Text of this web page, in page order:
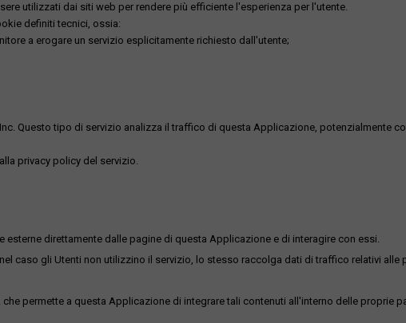
utilizzati dai siti web per rendere più efficiente l'esperienza per l'utente.
definiti tecnici, ossia:
a erogare un servizio esplicitamente richiesto dall'utente;
Questo tipo di servizio analizza il traffico di questa Applicazione, potenzialmente
privacy policy del servizio.
direttamente dalle pagine di questa Applicazione e di interagire con essi.
caso gli Utenti non utilizzino il servizio, lo stesso raccolga dati di traffico relativi alle
permette a questa Applicazione di integrare tali contenuti all'interno delle proprie